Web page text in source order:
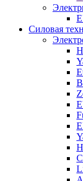
Силовая